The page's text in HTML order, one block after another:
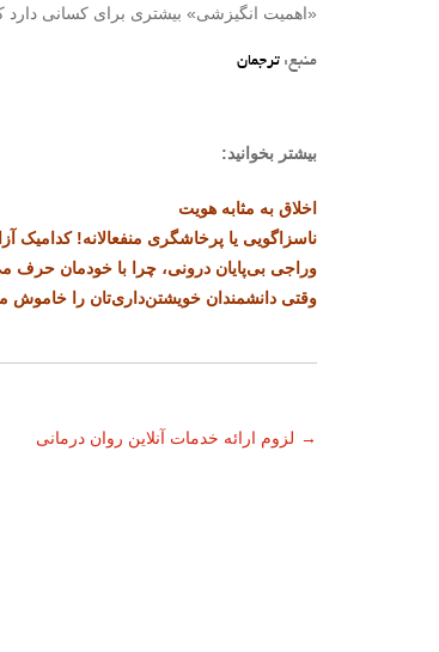
«اهمیت انگیزشی» بیشتری برای کسانی دارد
منبع: ترجمان
بیشتر بخوانید:
اخلاق به مثابه هویت
ناسزاگویی یا پرخاشگری منفعالانه! کدامیک
وراجی بی‌پایان درونی، چرا با خودمان حرف
وقتی دانشمندان خویشتن‌داری‌تان را خاموش
ناوبری
لزوم ارائه خدمات آنلاین روان درمانی →